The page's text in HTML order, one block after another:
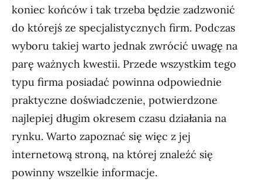
koniec końców i tak trzeba będzie zadzwonić
do którejś ze specjalistycznych firm. Podczas
wyboru takiej warto jednak zwrócić uwagę na
parę ważnych kwestii. Przede wszystkim tego
typu firma posiadać powinna odpowiednie
praktyczne doświadczenie, potwierdzone
najlepiej długim okresem czasu działania na
rynku. Warto zapoznać się więc z jej
internetową stroną, na której znaleźć się
powinny wszelkie informacje.